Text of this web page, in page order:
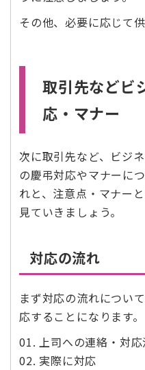
その他、必要に応じて
取引先などビ
応・マナー
次に取引先など、ビジ
の慶弔対応やマナーに
れと、注意点・マナー
見ていきましょう。
対応の流れ
まず対応の流れについ
応することになります。
01. 上司への連絡・対応
02. 実際に対応